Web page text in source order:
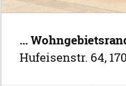
...
Hufeisenstr. 64,